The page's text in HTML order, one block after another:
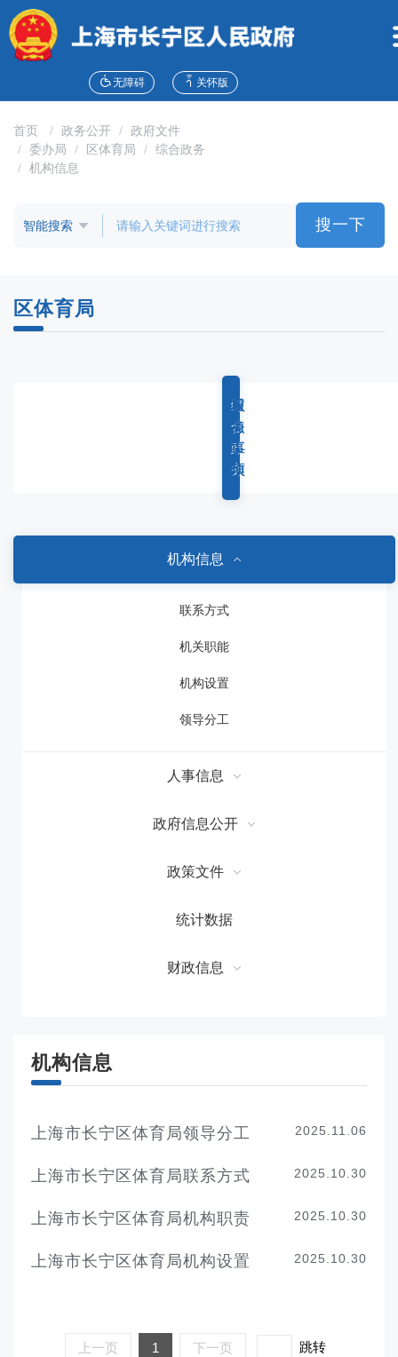
障
碍
说
无障碍 关怀版
首页 政务公开
政府文件
委办局
区体育局
综合政务
机构信息
搜一下
区体育局
综
合
政
务
重
点
工
作
权
力
事
项
服
务
事
项
机构信息
联系方式
机关职能
机构设置
领导分工
人事信息
政府信息公开
政策文件
统计数据
财政信息
机构信息
上海市长宁区体育局领导分工 2025.11.06
上海市长宁区体育局联系方式 2025.10.30
上海市长宁区体育局机构职责 2025.10.30
上海市长宁区体育局机构设置 2025.10.30
上一页 1 下一页 跳转